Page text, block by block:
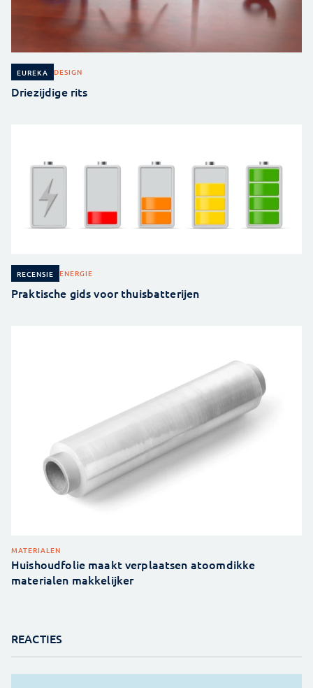
EUREKA DESIGN
Driezijdige rits
RECENSIE ENERGIE
Praktische gids voor thuisbatterijen
MATERIALEN
Huishoudfolie maakt verplaatsen atoomdikke
materialen makkelijker
REACTIES